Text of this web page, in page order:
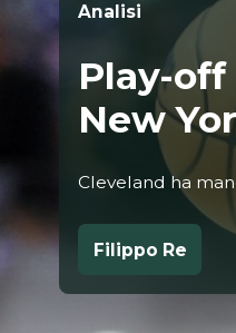
Analisi
Play-off
New
Cleveland ha
Filippo Re